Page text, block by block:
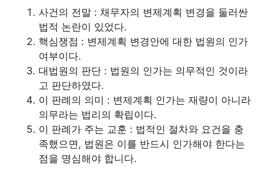
사건의 전말 : 채무자의 변제계획 변경을 둘러싼
법적 논란이 있었다.
핵심쟁점 : 변제계획 변경안에 대한 법원의 인가
여부이다.
대법원의 판단 : 법원의 인가는 의무적인 것이라
고 판단하였다.
이 판례의 의미 : 변제계획 인가는 재량이 아니라
의무라는 법리의 확립이다.
이 판례가 주는 교훈 : 법적인 절차와 요건을 충
족했으면, 법원은 이를 반드시 인가해야 한다는
점을 명심해야 합니다.